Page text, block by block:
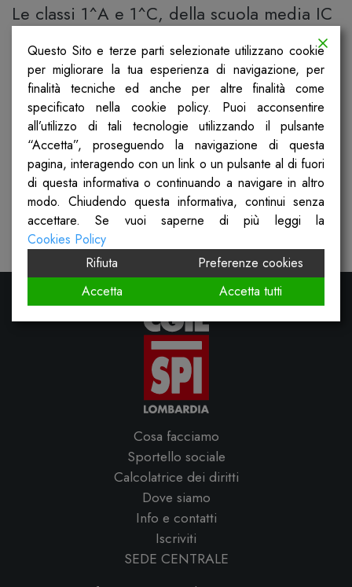
Le classi 1^A e 1^C, della scuola media IC
Rubini, di Romano di Lombardia, in
provincia di BERGAMO, hanno lavorato
sulle puntate: I governi che si susseguono
dal 25 giugno 1943 al 1946 e L’Assemblea
costituente: le forze politiche, come hanno
operato. Un compromesso di alto livello.
Hanno prodotto due cartelloni, una breve
presentazione di testo e delle interviste.
Cosa facciamo
Sportello sociale
Calcolatrice dei diritti
Dove siamo
Info e contatti
Iscriviti
SEDE CENTRALE
Questo Sito e terze parti selezionate utilizzano cookie
per migliorare la tua esperienza di navigazione, per
finalità tecniche ed anche per altre finalità come
specificato nella cookie policy. Puoi acconsentire
all’utilizzo di tali tecnologie utilizzando il pulsante
“Accetta”, proseguendo la navigazione di questa
pagina, interagendo con un link o un pulsante al di fuori
di questa informativa o continuando a navigare in altro
modo. Chiudendo questa informativa, continui senza
accettare. Se vuoi saperne di più leggi la
Cookies Policy
Rifiuta
Preferenze cookies
Accetta
Accetta tutti